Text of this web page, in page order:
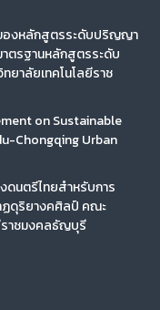
ของหลักสูตรระดับปริญญา
ตรฐานหลักสูตรระดับ
าลัยเทคโนโลยีราช
on Sustainable
Chongqing Urban
ดนตรีไทยสำหรับการ
ฏดุริยางคศิลป์ คณะ
ราชมงคลธัญบุรี